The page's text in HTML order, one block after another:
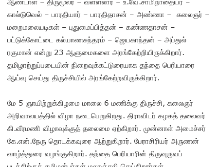
கால்டுவெல் – பாரதியார் – பாரதிதாசன் – அண்ணா – கலைஞர் –
மறைமலையடிகள் – புதுமைப்பித்தன் – கண்ணதாசன் –
பட்டுக்கோட்டை கல்யாணசுந்தரம் – ஜெயகாந்தன் – அப்துல்
ரகுமான் என்று 23 ஆளுமைகளை அரங்கேற்றியிருக்கிறார்.
தமிழாற்றுப்படையின் நிறைவுக்கட்டுரையாக தந்தை பெரியாரை
ஆய்வு செய்து திருச்சியில் அரங்கேற்றவிருக்கிறார்.
மே 5 ஞாயிற்றுக்கிழமை மாலை 6 மணிக்கு திருச்சி, கலைஞர்
அறிவாலயத்தில் விழா நடைபெறுகிறது. திராவிடர் கழகத் தலைவர்
கி.வீரமணி விழாவுக்குத் தலைமை ஏற்கிறார். முன்னாள் அமைச்சர்
கே.என்.நேரு தொடக்கவுரை ஆற்றுகிறார். பேராசிரியர் அருணன்
வாழ்த்துரை வழங்குகிறார். தந்தை பெரியாரின் திருவுருவப்